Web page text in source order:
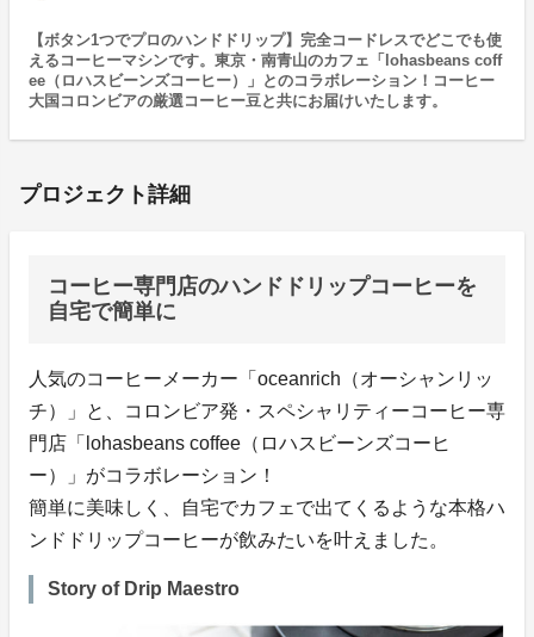
【ボタン1つでプロのハンドドリップ】完全コードレスでどこでも使
えるコーヒーマシンです。東京・南青山のカフェ「lohasbeans coff
ee（ロハスビーンズコーヒー）」とのコラボレーション！コーヒー
大国コロンビアの厳選コーヒー豆と共にお届けいたします。
プロジェクト詳細
コーヒー専門店のハンドドリップコーヒーを
自宅で簡単に
人気のコーヒーメーカー「oceanrich（オーシャンリッ
チ）」と、コロンビア発・スペシャリティーコーヒー専
門店「lohasbeans coffee（ロハスビーンズコーヒ
ー）」がコラボレーション！
簡単に美味しく、自宅でカフェで出てくるような本格ハ
ンドドリップコーヒーが飲みたいを叶えました。
Story of Drip Maestro